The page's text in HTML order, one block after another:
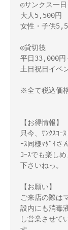
◎サンクス一日
大人5,500円
女性・子供
◎貸切筏
平日33,000円
土日祝日イベ
※全て税込価
【お得情報】
只今、ｻﾝｸｽｺ
ｰｽ同様ﾏﾀﾞｲさ
ｺｰｽでも楽し
下さいねっ。
【お願い】
ご来店の際は
設内にも消毒
し営業させて